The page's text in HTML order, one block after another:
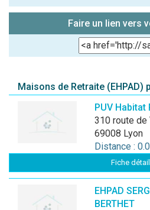
Faire un lien vers
Maisons de Retraite (EHPAD)
PUV Habitat
310 route
69008 Lyon
Distance :
Fiche
EHPAD
BERTHET